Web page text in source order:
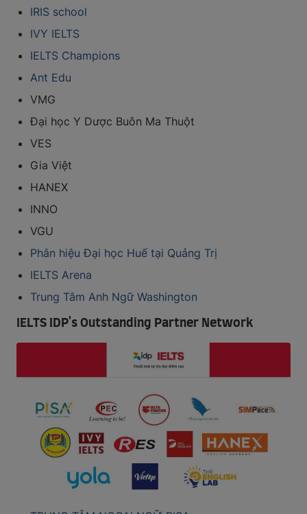
IRIS school
IVY IELTS
IELTS Champions
Ant Edu
VMG
Đại học Y Dược Buôn Ma Thuột
VES
Gia Việt
HANEX
INNO
VGU
Phân hiệu Đại học Huế tại Quảng Trị
IELTS Arena
Trung Tâm Anh Ngữ Washington
IELTS IDP's Outstanding Partner Network